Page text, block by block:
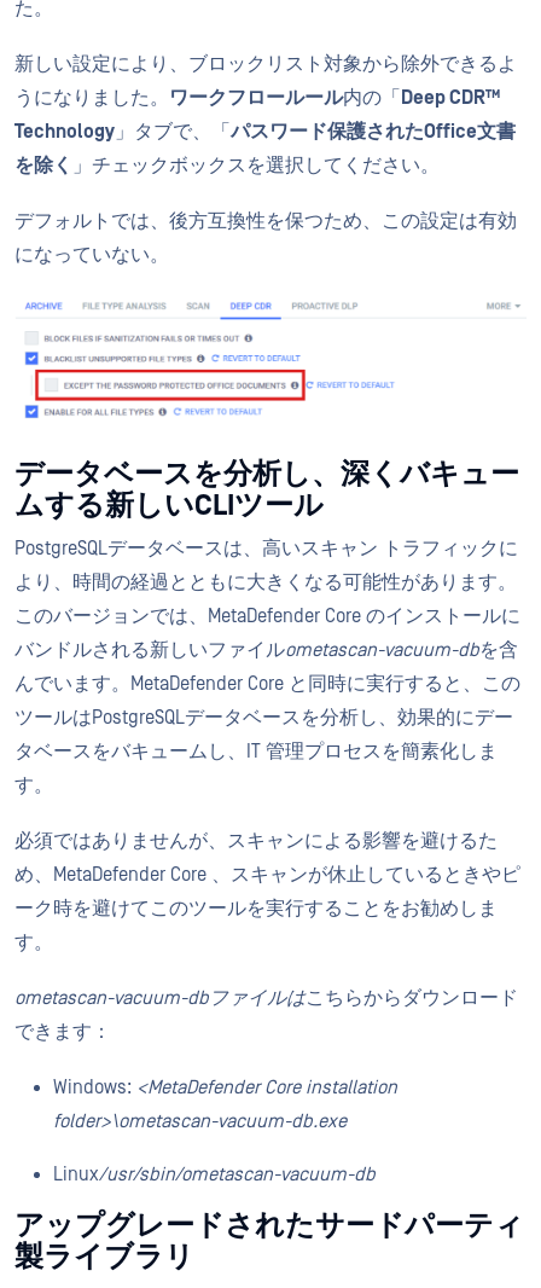
た。
新しい設定により、ブロックリスト対象から除外できるよ
うになりました。
ワークフロールール内の「 Deep CDR™
Technology 」タブで、「 パスワード保護されたOffice文書
を除く
」チェックボックスを選択してください。
デフォルトでは、後方互換性を保つため、この設定は有効
になっていない。
データベースを分析し、深くバキュー
ムする新しいCLIツール
PostgreSQLデータベースは、高いスキャン トラフィックに
より、時間の経過とともに大きくなる可能性があります。
このバージョンでは、MetaDefender Core のインストールに
バンドルされる新しいファイルometascan-vacuum-dbを含
んでいます。MetaDefender Core と同時に実行すると、この
ツールはPostgreSQLデータベースを分析し、効果的にデー
タベースをバキュームし、IT 管理プロセスを簡素化しま
す。
必須ではありませんが、スキャンによる影響を避けるた
め、MetaDefender Core 、スキャンが休止しているときやピ
ーク時を避けてこのツールを実行することをお勧めしま
す。
ometascan-vacuum-dbファイルはこちらからダウンロード
できます：
Windows: <MetaDefender Core installation
folder>\ometascan-vacuum-db.exe
Linux/usr/sbin/ometascan-vacuum-db
アップグレードされたサードパーティ
製ライブラリ